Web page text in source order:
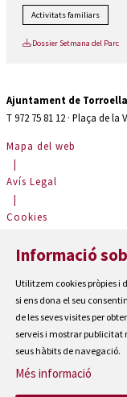
Activitats familiars
Dossier Setmana del Parc
Ajuntament de
T 972 75 81 12 · Plaça de
Mapa del web
|
Avís Legal
|
Cookies
Contactar
Accessibilitat
Informació
Utilitzem cookies pròpies i
si ens dona el seu
de les seves visites per
serveis i mostrar publicitat
seus hàbits de navegació.
Més informació